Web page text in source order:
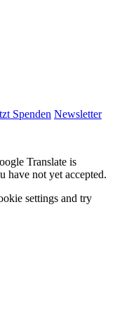
Spenden Newsletter
Translate is
have not yet accepted.
settings and try